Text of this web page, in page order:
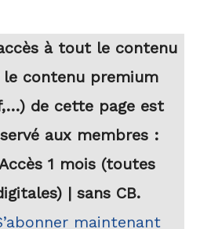
à tout le contenu
le contenu premium
de cette page est
aux membres :
1 mois (toutes
| sans CB.
maintenant